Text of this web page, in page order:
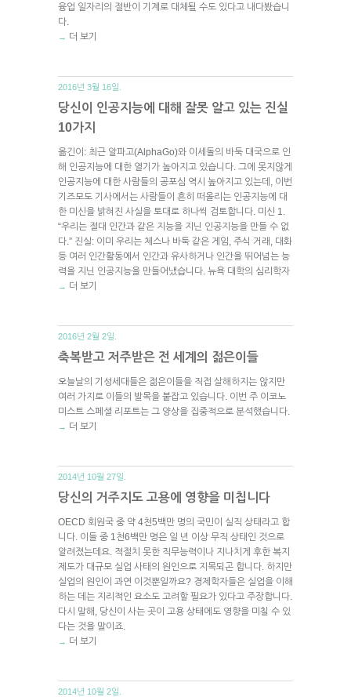
융업 일자리의 절반이 기계로 대체될 수도 있다고 내다봤습니
다.
→ 더 보기
2016년 3월 16일.
당신이 인공지능에 대해 잘못 알고 있는 진실
10가지
옮긴이: 최근 알파고(AlphaGo)와 이세돌의 바둑 대국으로 인
해 인공지능에 대한 열기가 높아지고 있습니다. 그에 못지않게
인공지능에 대한 사람들의 공포심 역시 높아지고 있는데, 이번
기즈모도 기사에서는 사람들이 흔히 떠올리는 인공지능에 대
한 미신을 밝혀진 사실을 토대로 하나씩 검토합니다. 미신 1.
“우리는 절대 인간과 같은 지능을 지닌 인공지능을 만들 수 없
다.” 진실: 이미 우리는 체스나 바둑 같은 게임, 주식 거래, 대화
등 여러 인간활동에서 인간과 유사하거나 인간을 뛰어넘는 능
력을 지닌 인공지능을 만들어냈습니다. 뉴욕 대학의 심리학자
→ 더 보기
2016년 2월 2일.
축복받고 저주받은 전 세계의 젊은이들
오늘날의 기성세대들은 젊은이들을 직접 살해하지는 않지만
여러 가지로 이들의 발목을 붙잡고 있습니다. 이번 주 이코노
미스트 스페셜 리포트는 그 양상을 집중적으로 분석했습니다.
→ 더 보기
2014년 10월 27일.
당신의 거주지도 고용에 영향을 미칩니다
OECD 회원국 중 약 4천5백만 명의 국민이 실직 상태라고 합
니다. 이들 중 1천6백만 명은 일 년 이상 무직 상태인 것으로
알려졌는데요. 적절치 못한 직무능력이나 지나치게 후한 복지
제도가 대규모 실업 사태의 원인으로 지목되곤 합니다. 하지만
실업의 원인이 과연 이것뿐일까요? 경제학자들은 실업을 이해
하는 데는 지리적인 요소도 고려할 필요가 있다고 주장합니다.
다시 말해, 당신이 사는 곳이 고용 상태에도 영향을 미칠 수 있
다는 것을 말이죠.
→ 더 보기
2014년 10월 2일.